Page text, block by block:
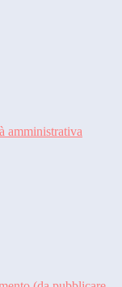
amministrativa